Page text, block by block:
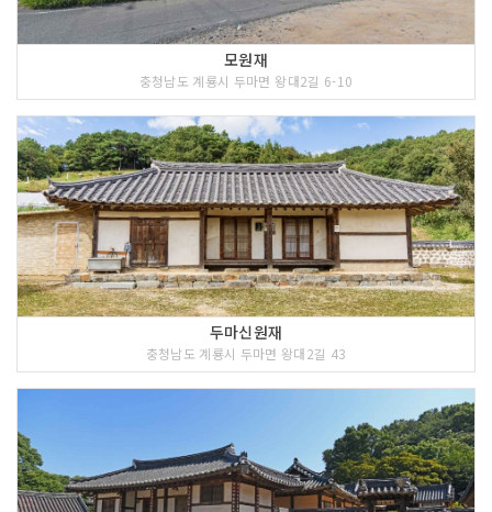
모원재
충청남도 계룡시 두마면 왕대2길 6-10
두마신원재
충청남도 계룡시 두마면 왕대2길 43